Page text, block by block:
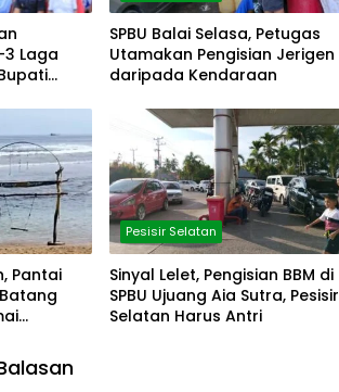
Laga
SPBU Balai Selasa, Petugas
Utamakan Pengisian Jerigen
daripada Kendaraan
Pantai
Pesisir Selatan
Sinyal Lelet, Pengisian BBM di
SPBU Ujuang Aia Sutra, Pesisir
Selatan Harus Antri